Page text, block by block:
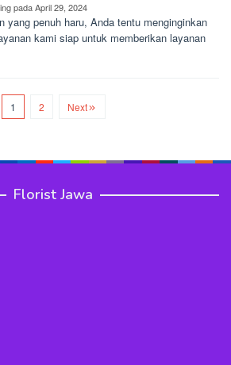
padaApril 29, 2024
yang penuh haru, Anda tentu menginginkan
kami siap untuk memberikan layanan
1 2 Next
Florist Jawa